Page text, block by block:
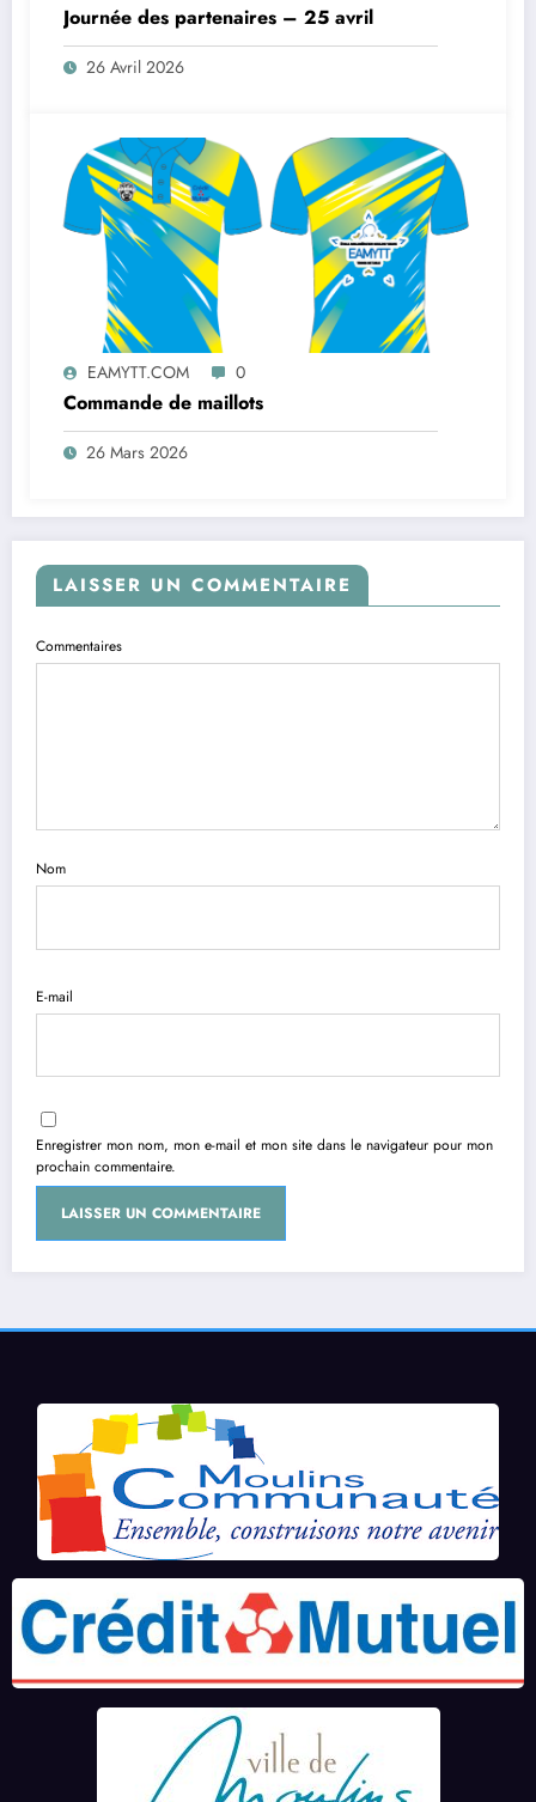
Journée des partenaires – 25 avril
26 Avril 2026
EAMYTT.COM 0
Commande de maillots
26 Mars 2026
LAISSER UN COMMENTAIRE
Commentaires
Nom
E-mail
Enregistrer mon nom, mon e-mail et mon site dans le navigateur pour mon
prochain commentaire.